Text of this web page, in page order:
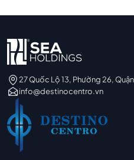
27 Quốc Lộ 13, Phường 26,
info@destinocentro.vn